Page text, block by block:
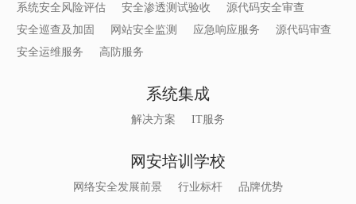
系统安全风险评估 安全渗透测试验收
源代码安全审查
安全巡查及加固
网站安全监测 应急响应服务
源代码审查
安全运维服务
高防服务
系统集成
解决方案 IT服务
网安培训学校
网络安全发展前景 行业标杆 品牌优势